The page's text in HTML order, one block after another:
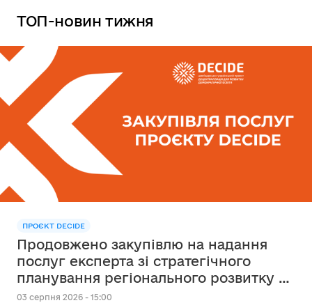
ТОП-новин тижня
ПРОЄКТ DECIDE
Продовжено закупівлю на надання
послуг експерта зі стратегічного
планування регіонального розвитку в
сфері освіти в межах реалізації
03 серпня 2026 - 15:00